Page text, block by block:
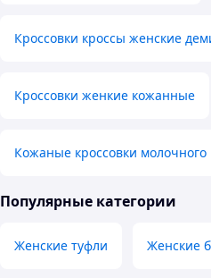
Кроссовки кроссы женские
Кроссовки женкие кожанные
Кожаные кроссовки молочного
Популярные категории
Женские туфли Женские